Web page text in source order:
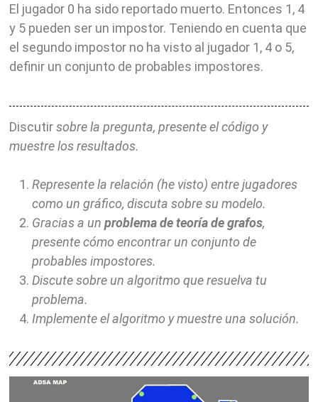
El jugador 0 ha sido reportado muerto. Entonces 1, 4
y 5 pueden ser un impostor. Teniendo en cuenta que
el segundo impostor no ha visto al jugador 1, 4 o 5,
definir un conjunto de probables impostores.
Discutirsobre la pregunta, presente el código y
muestre los resultados.
Represente la relación (he visto) entre jugadores
como un gráfico, discuta sobre su modelo.
Gracias a un problema de teoría de grafos,
presente cómo encontrar un conjunto de
probables impostores.
Discute sobre un algoritmo que resuelva tu
problema.
Implemente el algoritmo y muestre una solución.